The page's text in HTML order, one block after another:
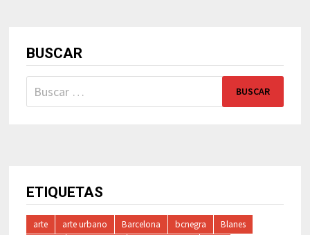
BUSCAR
Buscar:
ETIQUETAS
arte arte urbano Barcelona bcnegra Blanes